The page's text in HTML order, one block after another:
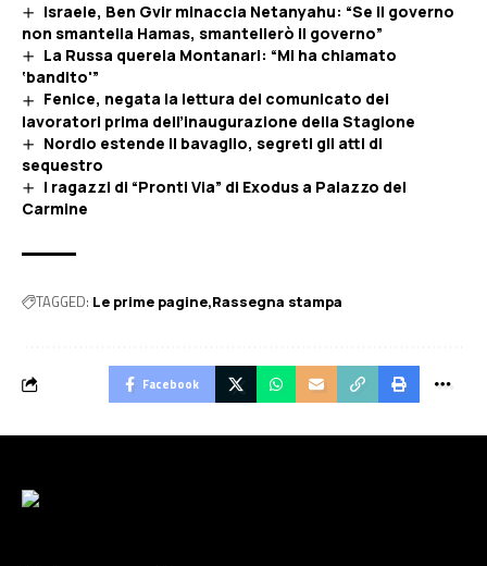
Israele, Ben Gvir minaccia Netanyahu: “Se il governo
non smantella Hamas, smantellerò il governo”
La Russa querela Montanari: “Mi ha chiamato
‘bandito'”
Fenice, negata la lettura del comunicato dei
lavoratori prima dell’inaugurazione della Stagione
Nordio estende il bavaglio, segreti gli atti di
sequestro
I ragazzi di “Pronti Via” di Exodus a Palazzo del
Carmine
TAGGED: Le prime pagine Rassegna stampa
Facebook